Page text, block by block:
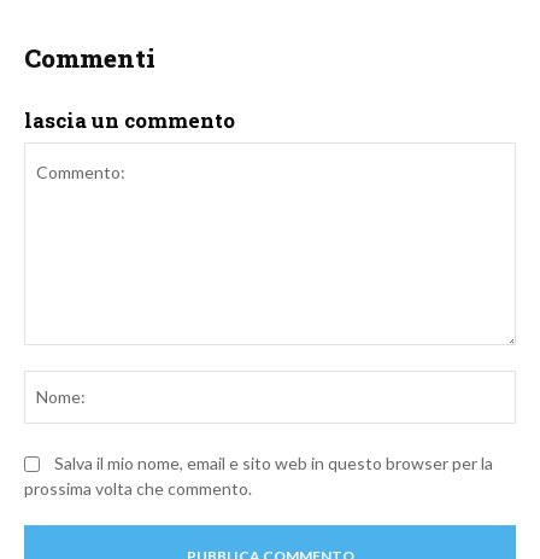
Commenti
lascia un commento
Salva il mio nome, email e sito web in questo browser per la
prossima volta che commento.